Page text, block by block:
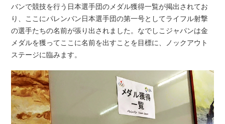
バンで競技を行う日本選手団のメダル獲得一覧が掲出されてお
り、ここにパレンバン日本選手団の第一号としてライフル射撃
の選手たちの名前が張り出されました。なでしこジャパンは金
メダルを獲ってここに名前を出すことを目標に、ノックアウト
ステージに臨みます。